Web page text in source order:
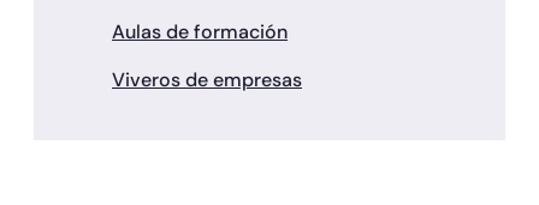
Aulas de formación
Viveros de empresas